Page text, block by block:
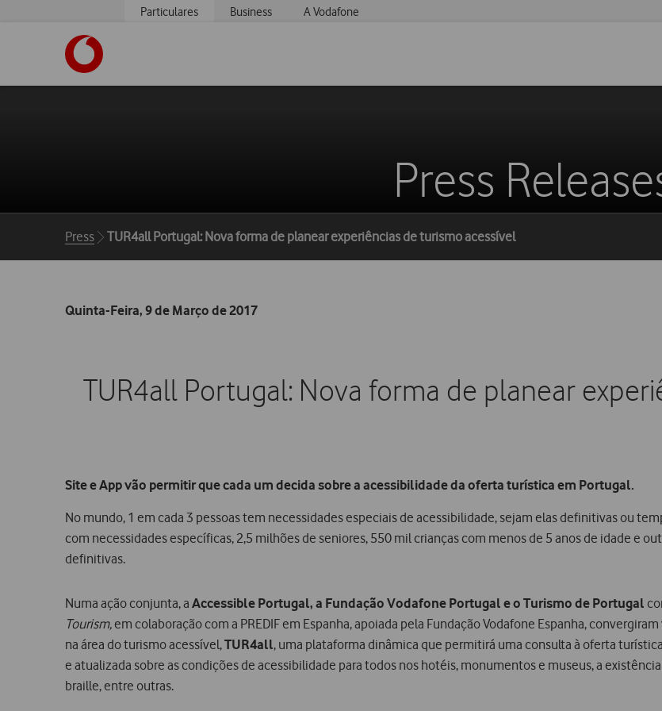
Particulares Business A Vodafone
Press
Breadcrumbs
Press TUR4all Portugal: Nova forma de planear experiências de turismo acessível
Quinta-Feira, 9 de Março de 2017
TUR4all Portugal: Nova forma de planear
Site e App vão permitir que cada um decida sobre a acessibilidade da oferta turística em Portugal.
No mundo, 1 em cada 3 pessoas tem necessidades especiais de acessibilidade, sejam elas definitivas ou
com necessidades específicas, 2,5 milhões de seniores, 550 mil crianças com menos de 5 anos de idade e
definitivas.
Numa ação conjunta, a Accessible Portugal, a Fundação Vodafone Portugal e o Turismo de Portugal
Tourism, em colaboração com a PREDIF em Espanha, apoiada pela Fundação Vodafone Espanha,
na área do turismo acessível,TUR4all, uma plataforma dinâmica que permitirá uma consulta à oferta
e atualizada sobre as condições de acessibilidade para todos nos hotéis, monumentos e museus, a
braille, entre outras.